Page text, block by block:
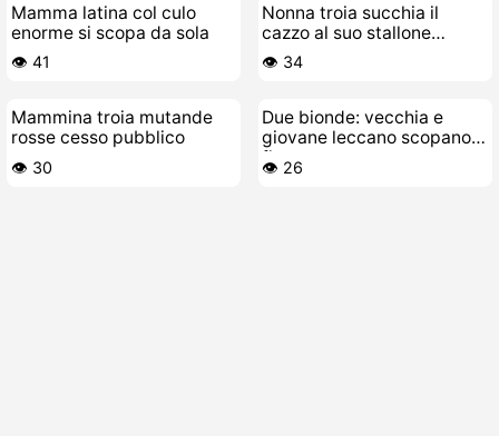
Mamma latina col culo
enorme si scopa da sola
👁️ 41
Nonna troia succhia il
cazzo al suo stallone
giovane e si fa scopare a
pecora
👁️ 34
Mammina troia mutande
rosse cesso pubblico
👁️ 30
Due bionde: vecchia e
giovane leccano scopano
figa
👁️ 26